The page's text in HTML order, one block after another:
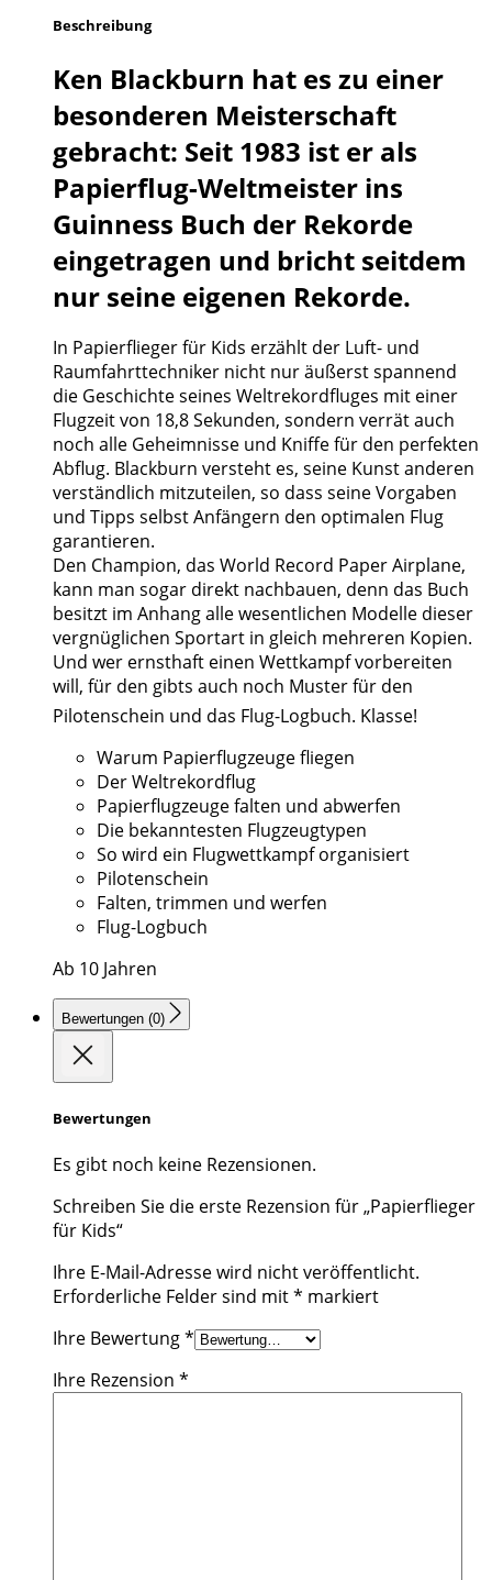
Beschreibung
Ken Blackburn hat es zu einer
besonderen Meisterschaft
gebracht: Seit 1983 ist er als
Papierflug-Weltmeister ins
Guinness Buch der Rekorde
eingetragen und bricht seitdem
nur seine eigenen Rekorde.
In Papierflieger für Kids erzählt der Luft- und
Raumfahrttechniker nicht nur äußerst spannend
die Geschichte seines Weltrekordfluges mit einer
Flugzeit von 18,8 Sekunden, sondern verrät auch
noch alle Geheimnisse und Kniffe für den perfekten
Abflug. Blackburn versteht es, seine Kunst anderen
verständlich mitzuteilen, so dass seine Vorgaben
und Tipps selbst Anfängern den optimalen Flug
garantieren.
Den Champion, das World Record Paper Airplane,
kann man sogar direkt nachbauen, denn das Buch
besitzt im Anhang alle wesentlichen Modelle dieser
vergnüglichen Sportart in gleich mehreren Kopien.
Und wer ernsthaft einen Wettkampf vorbereiten
will, für den gibts auch noch Muster für den
Pilotenschein und das Flug-Logbuch. Klasse!
Warum Papierflugzeuge fliegen
Der Weltrekordflug
Papierflugzeuge falten und abwerfen
Die bekanntesten Flugzeugtypen
So wird ein Flugwettkampf organisiert
Pilotenschein
Falten, trimmen und werfen
Flug-Logbuch
Ab 10 Jahren
Bewertungen (0)
Bewertungen
Es gibt noch keine Rezensionen.
Schreiben Sie die erste Rezension für „Papierflieger
für Kids“
Ihre E-Mail-Adresse wird nicht veröffentlicht.
Erforderliche Felder sind mit* markiert
Ihre Bewertung*
Ihre Rezension *